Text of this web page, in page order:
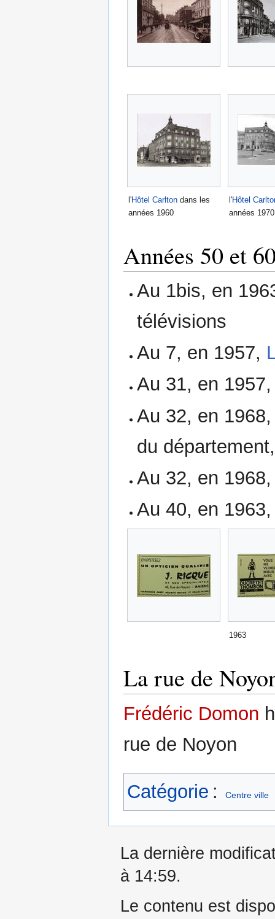
l'Hôtel Carlton dans les
années 1960
l'Hôtel
années 1970
Années 50 et
Au 1bis, en
télévisions
Au 7, en 1957,
Au 31, en
Au 32, en
du
Au 32, en
Au 40, en
1963
La rue de
Frédéric Domon
rue de Noyon
Catégorie : Centre ville
La dernière
à 14:59.
Le contenu est